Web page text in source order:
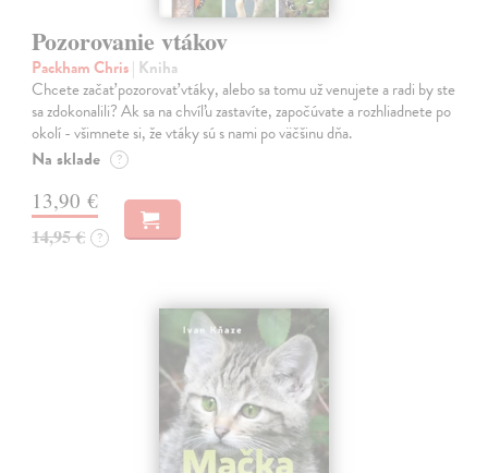
Pozorovanie vtákov
Packham Chris| Kniha
Chcete začať pozorovať vtáky, alebo sa tomu už venujete a radi by ste
sa zdokonalili? Ak sa na chvíľu zastavíte, započúvate a rozhliadnete po
okolí - všimnete si, že vtáky sú s nami po väčšinu dňa.
Na sklade ?
13,90 €
14,95 € ?